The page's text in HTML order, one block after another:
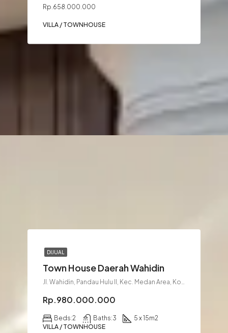
Rp.658.000.000
VILLA / TOWNHOUSE
DIJUAL
Town House Daerah Wahidin
Jl. Wahidin, Pandau Hulu II, Kec. Medan Area, Kota Medan, Sumatera Utara 20233
Rp.980.000.000
Beds:2 Baths:3 5 x 15m2
VILLA / TOWNHOUSE